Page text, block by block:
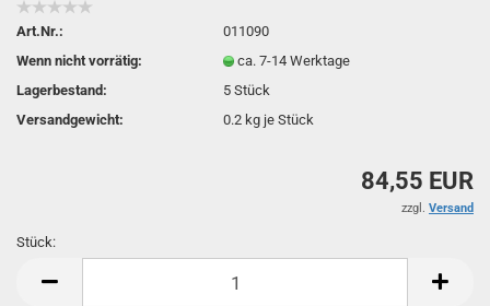
Art.Nr.:
011090
Wenn nicht vorrätig:
ca. 7-14 Werktage
Lagerbestand:
5Stück
Versandgewicht:
0.2 kg je Stück
84,55 EUR
zzgl. Versand
Stück: